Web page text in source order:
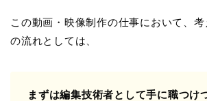
この動画・映像制作の仕事において、
の流れとしては、
まずは編集技術者として手に職つけ